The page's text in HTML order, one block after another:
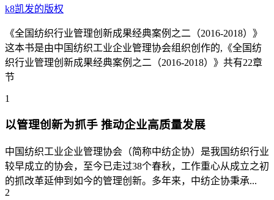
k8凯发的版权
《全国纺织行业管理创新成果经典案例之二（2016-2018）》
这本书是由中国纺织工业企业管理协会组织创作的,《全国纺
织行业管理创新成果经典案例之二（2016-2018）》共有22章
节
1
以管理创新为抓手 推动企业高质量发展
中国纺织工业企业管理协会（简称中纺企协）是我国纺织行业
较早成立的协会，至今已走过38个春秋，工作重心从成立之初
的抓改革延伸到如今的管理创新。多年来，中纺企协秉承...
2